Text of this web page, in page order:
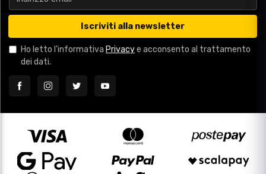
Iscriviti alla newsletter
Ho letto l'informativa Privacye acconsento al trattamento
dei dati.